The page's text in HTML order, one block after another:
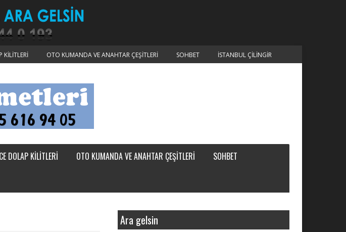
KILITLERI OTO KUMANDA VE ANAHTAR ÇEŞITLERI SOHBET ISTANBUL ÇILINGIR
DOLAP KILITLERI OTO KUMANDA VE ANAHTAR ÇEŞITLERI
SOHBET
Ara gelsin